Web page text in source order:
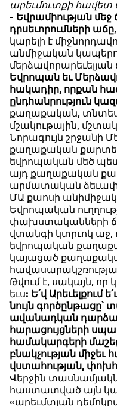
արեւմուտքի հավետ
- Եվրամիության
դրսեւորումների աճը
կարելի է
անմիջական
Եվրոպան եւ
հակադիր, որքան
ընդհանրություն
քաղաքական,
մշակութային,
Նորագույն շրջանի
քաղաքական
եվրոպական մեծ
այդ քաղաքական
արմատական
ՄԱ քաոսի
Եվրոպական
փախստականների
վտանգի կտրւոկ աջ,
եվրոպական
կայացած
Թվում է, սակայն, որ
եւս: Ե՛վ Արեւելքում
նույն գործընթացը՝
ավանադկան
հարացույցների
համակարգերի
բնակչության միջեւ
վստահության,
Վերջին
հաստատված այն
«արեւմտյան